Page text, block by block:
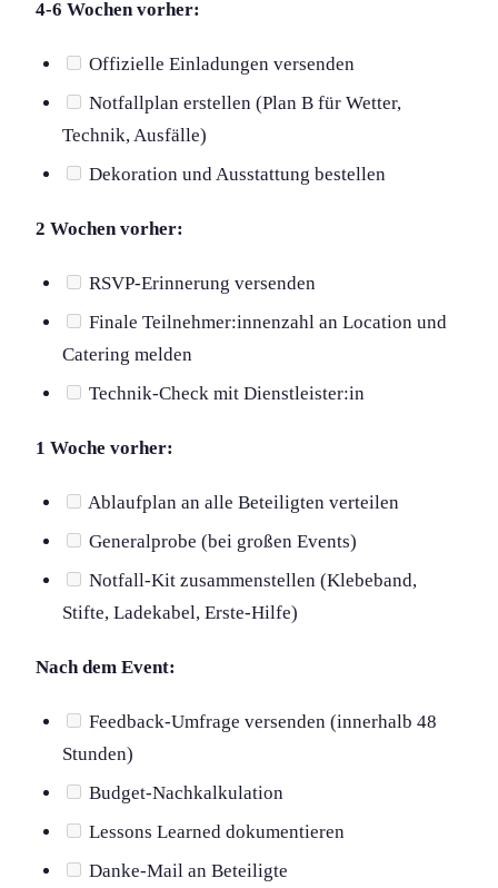
4-6 Wochen vorher:
Offizielle Einladungen versenden
Notfallplan erstellen (Plan B für Wetter,
Technik, Ausfälle)
Dekoration und Ausstattung bestellen
2 Wochen vorher:
RSVP-Erinnerung versenden
Finale Teilnehmer:innenzahl an Location und
Catering melden
Technik-Check mit Dienstleister:in
1 Woche vorher:
Ablaufplan an alle Beteiligten verteilen
Generalprobe (bei großen Events)
Notfall-Kit zusammenstellen (Klebeband,
Stifte, Ladekabel, Erste-Hilfe)
Nach dem Event:
Feedback-Umfrage versenden (innerhalb 48
Stunden)
Budget-Nachkalkulation
Lessons Learned dokumentieren
Danke-Mail an Beteiligte